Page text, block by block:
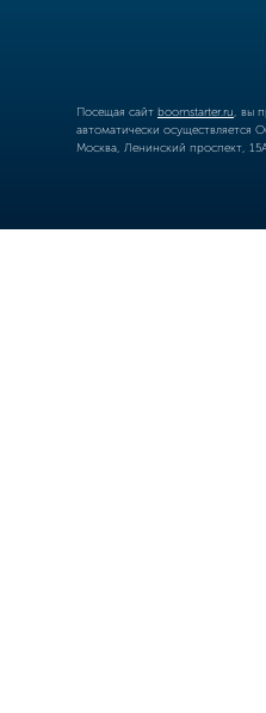
Посещая сайт boomstarter.ru , вы
автоматически
Москва, Ленинский проспект,